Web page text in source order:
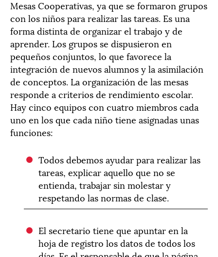
Mesas Cooperativas, ya que se formaron grupos
con los niños para realizar las tareas. Es una
forma distinta de organizar el trabajo y de
aprender. Los grupos se dispusieron en
pequeños conjuntos, lo que favorece la
integración de nuevos alumnos y la asimilación
de conceptos. La organización de las mesas
responde a criterios de rendimiento escolar.
Hay cinco equipos con cuatro miembros cada
uno en los que cada niño tiene asignadas unas
funciones:
Todos debemos ayudar para realizar las
tareas, explicar aquello que no se
entienda, trabajar sin molestar y
respetando las normas de clase.
El secretario tiene que apuntar en la
hoja de registro los datos de todos los